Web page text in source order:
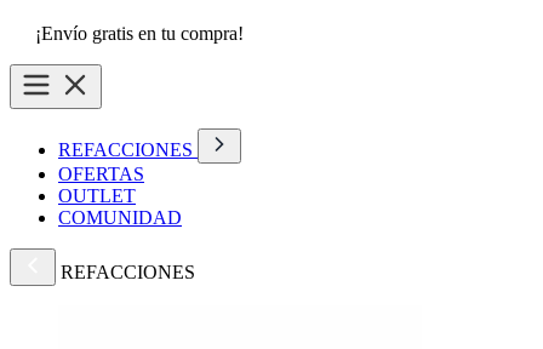
¡Envío gratis en tu compra!
REFACCIONES
OFERTAS
OUTLET
COMUNIDAD
REFACCIONES